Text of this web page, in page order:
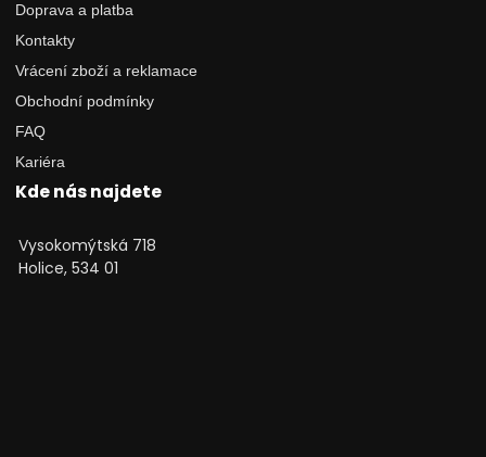
Doprava a platba
Kontakty
Vrácení zboží a reklamace
Obchodní podmínky
FAQ
Kariéra
Kde nás najdete
Vysokomýtská 718
Holice, 534 01